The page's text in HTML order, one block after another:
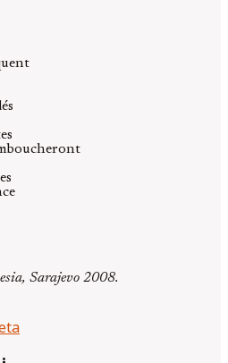
Sarajevo 2008.